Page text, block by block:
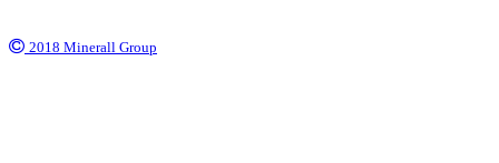
2018 Minerall Group